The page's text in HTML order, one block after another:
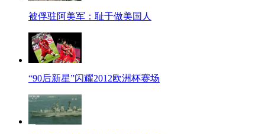
被俘驻阿美军：耻于做美国人
“90后新星”闪耀2012欧洲杯赛场